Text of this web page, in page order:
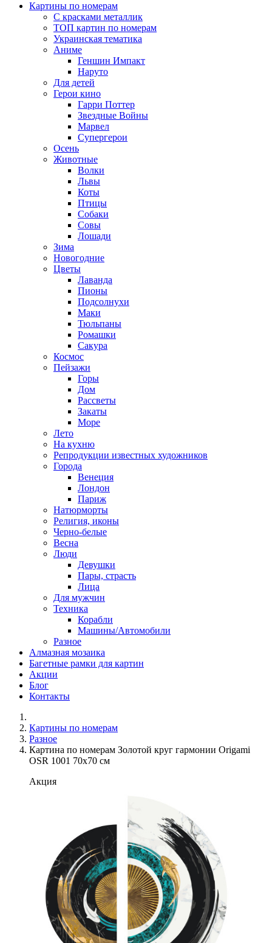
Картины по номерам
С красками металлик
ТОП картин по номерам
Украинская тематика
Аниме
Геншин Импакт
Наруто
Для детей
Герои кино
Гарри Поттер
Звездные Войны
Марвел
Супергерои
Осень
Животные
Волки
Львы
Коты
Птицы
Собаки
Совы
Лошади
Зима
Новогодние
Цветы
Лаванда
Пионы
Подсолнухи
Маки
Тюльпаны
Ромашки
Сакура
Космос
Пейзажи
Горы
Дом
Рассветы
Закаты
Море
Лето
На кухню
Репродукции известных художников
Города
Венеция
Лондон
Париж
Натюрморты
Религия, иконы
Черно-белые
Весна
Люди
Девушки
Пары, страсть
Лица
Для мужчин
Техника
Корабли
Машины/Автомобили
Разное
Алмазная мозаика
Багетные рамки для картин
Акции
Блог
Контакты
Картины по номерам
Разное
Картина по номерам Золотой круг гармонии Origami
OSR 1001 70x70 см
Акция